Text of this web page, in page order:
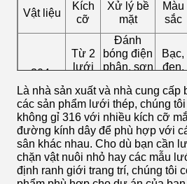
Vật liệu
Kích
cỡ
Xử lý bề
mặt
Màu
sắc
304,
316,316L
Từ 2
lưới
500
lưới
Đánh
bóng điện
phân, sơn
PVC, thụ
động kéo
dây
Bạc,
đen,
xanh
lá cây
Là nhà sản xuất và nhà cung cấp
các sản phẩm lưới thép, chúng
không gỉ 316 với nhiều kích cỡ
đường kính dây để phù hợp với
sân khác nhau. Cho dù bạn cần
chặn vật nuôi nhỏ hay các mẫu
định ranh giới trang trí, chúng tôi